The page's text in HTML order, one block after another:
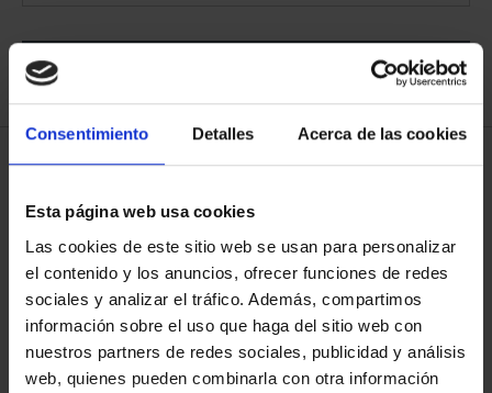
Consentimiento Detalles Acerca de las cookies
Esta página web usa cookies
Las cookies de este sitio web se usan para personalizar
el contenido y los anuncios, ofrecer funciones de redes
sociales y analizar el tráfico. Además, compartimos
información sobre el uso que haga del sitio web con
nuestros partners de redes sociales, publicidad y análisis
web, quienes pueden combinarla con otra información
1 Productos encontrados